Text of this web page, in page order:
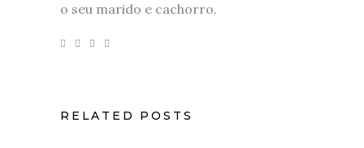
o seu marido e cachorro.
RELATED POSTS